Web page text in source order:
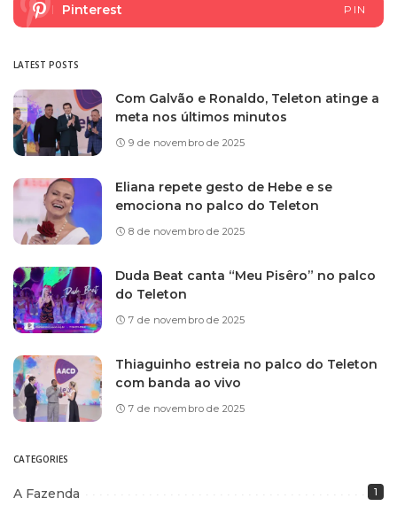
Pinterest PIN
LATEST POSTS
Com Galvão e Ronaldo, Teleton atinge a
meta nos últimos minutos
9 de novembro de 2025
Eliana repete gesto de Hebe e se
emociona no palco do Teleton
8 de novembro de 2025
Duda Beat canta “Meu Pisêro” no palco
do Teleton
7 de novembro de 2025
Thiaguinho estreia no palco do Teleton
com banda ao vivo
7 de novembro de 2025
CATEGORIES
A Fazenda 1